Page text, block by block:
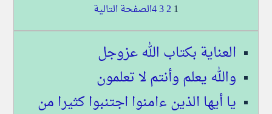
1
2
3
4الصفحة التالية
العناية بكتاب الله عزوجل
والله يعلم وأنتم لا تعلمون
يا أيها الذين ءامنوا اجتنبوا كثيرا من